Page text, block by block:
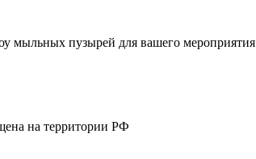
мыльных пузырей для вашего мероприятия
на территории РФ